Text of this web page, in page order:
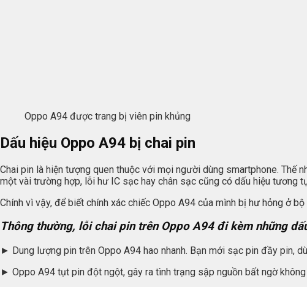
Oppo A94 được trang bị viên pin khủng
Dấu hiệu Oppo A94 bị chai pin
Chai pin là hiện tượng quen thuộc với mọi người dùng smartphone. Thế
một vài trường hợp, lỗi hư IC sạc hay chân sạc cũng có dấu hiệu tương
Chính vì vậy, để biết chính xác chiếc Oppo A94 của mình bị hư hỏng ở
Thông thường, lỗi chai pin trên Oppo A94 đi kèm những
► Dung lượng pin trên Oppo A94 hao nhanh. Bạn mới sạc pin đầy pin,
► Oppo A94 tụt pin đột ngột, gây ra tình trạng sập nguồn bất ngờ